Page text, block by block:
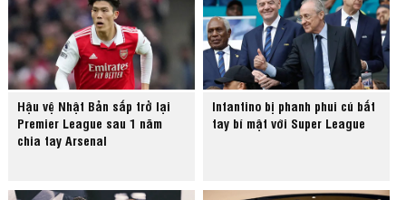
Hậu vệ Nhật Bản sắp trở lại
Premier League sau 1 năm
chia tay Arsenal
Infantino bị phanh phui cú bắt
tay bí mật với Super League